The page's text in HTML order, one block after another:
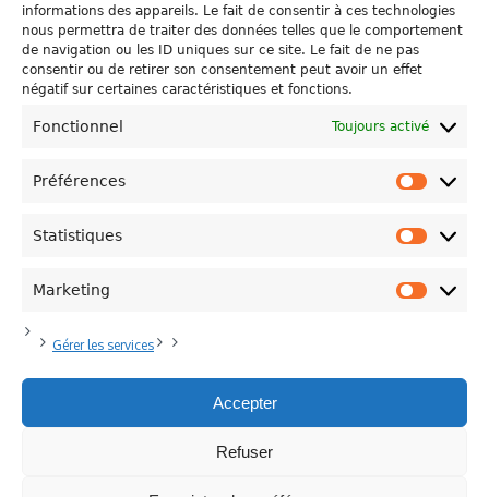
informations des appareils. Le fait de consentir à ces technologies
nous permettra de traiter des données telles que le comportement
de navigation ou les ID uniques sur ce site. Le fait de ne pas
consentir ou de retirer son consentement peut avoir un effet
négatif sur certaines caractéristiques et fonctions.
Fonctionnel Toujours activé
Préférences
Statistiques
Marketing
Gérer les services
Accepter
Refuser
Plus d'informations
Politique de Confidentialité Contacts
Province de Hainaut